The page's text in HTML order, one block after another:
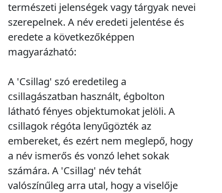
természeti jelenségek vagy tárgyak nevei
szerepelnek. A név eredeti jelentése és
eredete a következőképpen
magyarázható:
A 'Csillag' szó eredetileg a
csillagászatban használt, égbolton
látható fényes objektumokat jelöli. A
csillagok régóta lenyűgözték az
embereket, és ezért nem meglepő, hogy
a név ismerős és vonzó lehet sokak
számára. A 'Csillag' név tehát
valószínűleg arra utal, hogy a viselője